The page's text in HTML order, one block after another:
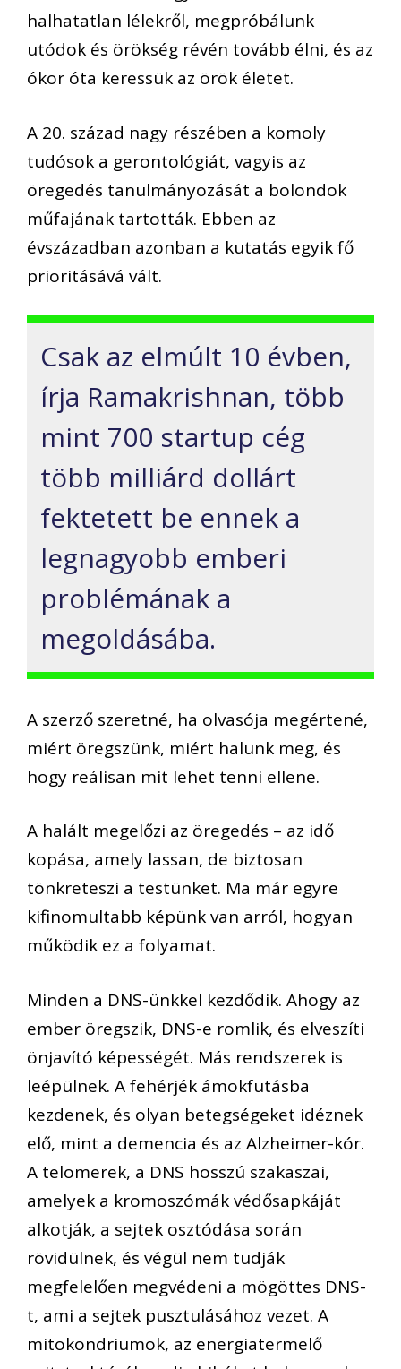
halhatatlan lélekről, megpróbálunk
utódok és örökség révén tovább élni, és az
ókor óta keressük az örök életet.
A 20. század nagy részében a komoly
tudósok a gerontológiát, vagyis az
öregedés tanulmányozását a bolondok
műfajának tartották. Ebben az
évszázadban azonban a kutatás egyik fő
prioritásává vált.
Csak az elmúlt 10 évben,
írja Ramakrishnan, több
mint 700 startup cég
több milliárd dollárt
fektetett be ennek a
legnagyobb emberi
problémának a
megoldásába.
A szerző szeretné, ha olvasója megértené,
miért öregszünk, miért halunk meg, és
hogy reálisan mit lehet tenni ellene.
A halált megelőzi az öregedés – az idő
kopása, amely lassan, de biztosan
tönkreteszi a testünket. Ma már egyre
kifinomultabb képünk van arról, hogyan
működik ez a folyamat.
Minden a DNS-ünkkel kezdődik. Ahogy az
ember öregszik, DNS-e romlik, és elveszíti
önjavító képességét. Más rendszerek is
leépülnek. A fehérjék ámokfutásba
kezdenek, és olyan betegségeket idéznek
elő, mint a demencia és az Alzheimer-kór.
A telomerek, a DNS hosszú szakaszai,
amelyek a kromoszómák védősapkáját
alkotják, a sejtek osztódása során
rövidülnek, és végül nem tudják
megfelelően megvédeni a mögöttes DNS-
t, ami a sejtek pusztulásához vezet. A
mitokondriumok, az energiatermelő